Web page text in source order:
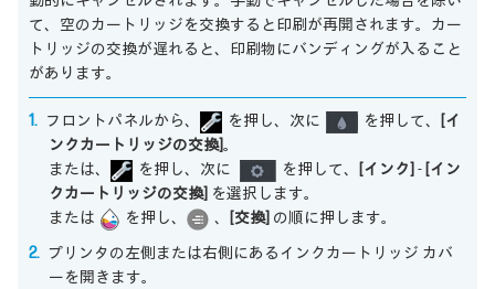
て、空のカートリッジを交換すると印刷が再開されます。カー
トリッジの交換が遅れると、印刷物にバンディングが入ること
があります。
フロントパネルから、 を押し、次に を押して、
[イ
ンクカートリッジの交換]。
または、
を押し、次に を押して、 [インク] - [イン
クカートリッジの交換] を選択します。
または
を押し、 、 [交換] の順に押します。
プリンタの左側または右側にあるインクカートリッジ カバ
ーを開きます。